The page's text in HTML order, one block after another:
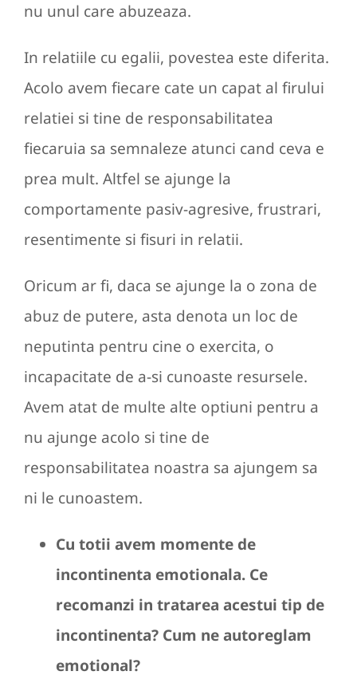
nu unul care abuzeaza.
In relatiile cu egalii, povestea este diferita.
Acolo avem fiecare cate un capat al firului
relatiei si tine de responsabilitatea
fiecaruia sa semnaleze atunci cand ceva e
prea mult. Altfel se ajunge la
comportamente pasiv-agresive, frustrari,
resentimente si fisuri in relatii.
Oricum ar fi, daca se ajunge la o zona de
abuz de putere, asta denota un loc de
neputinta pentru cine o exercita, o
incapacitate de a-si cunoaste resursele.
Avem atat de multe alte optiuni pentru a
nu ajunge acolo si tine de
responsabilitatea noastra sa ajungem sa
ni le cunoastem.
Cu totii avem momente de
incontinenta emotionala. Ce
recomanzi in tratarea acestui tip de
incontinenta? Cum ne autoreglam
emotional?